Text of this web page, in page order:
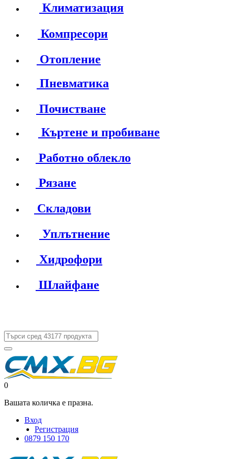
Климатизация
Компресори
Отопление
Пневматика
Почистване
Къртене и пробиване
Работно облекло
Рязане
Складови
Уплътнение
Хидрофори
Шлайфане
0
Вашата количка е празна.
Вход
Регистрация
0879 150 170